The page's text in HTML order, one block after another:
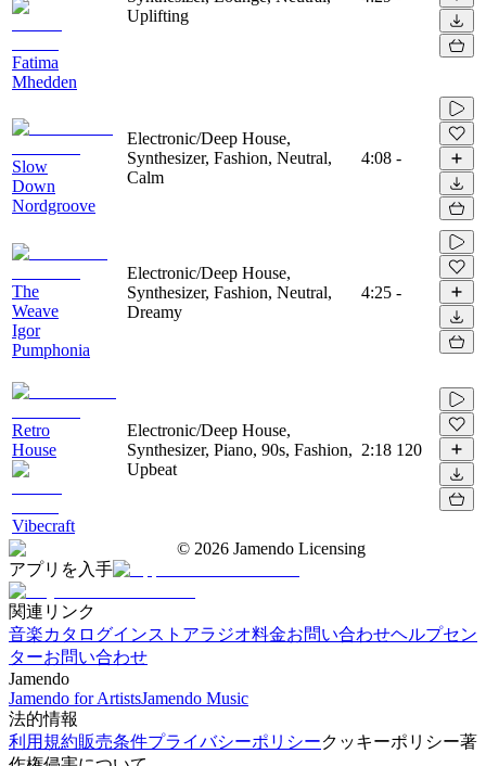
Fatima
Mhedden
Uplifting
Slow
Down
Nordgroove
Electronic/Deep House,
Synthesizer, Fashion, Neutral,
Calm
4:08 -
The
Weave
Igor
Pumphonia
Electronic/Deep House,
Synthesizer, Fashion, Neutral,
Dreamy
4:25 -
Retro
House
Vibecraft
Electronic/Deep House,
Synthesizer, Piano, 90s, Fashion,
Upbeat
2:18 120
© 2026 Jamendo Licensing
アプリを入手
関連リンク
音楽カタログインストアラジオ料金お問い合わせヘルプセン
ターお問い合わせ
Jamendo
Jamendo for ArtistsJamendo Music
法的情報
利用規約販売条件プライバシーポリシークッキーポリシー著